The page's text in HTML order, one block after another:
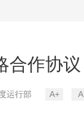
合作协议
运行部 A+ A